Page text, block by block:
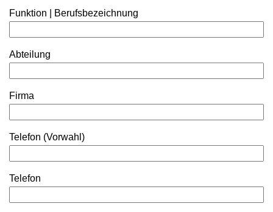
Funktion | Berufsbezeichnung
Abteilung
Firma
Telefon (Vorwahl)
Telefon